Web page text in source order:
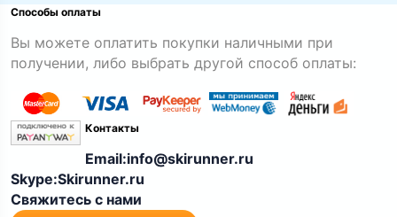
Способы оплаты
Вы можете оплатить покупки наличными при
получении, либо выбрать другой способ оплаты:
Контакты
Email:info@skirunner.ru
Skype:Skirunner.ru
Свяжитесь с нами